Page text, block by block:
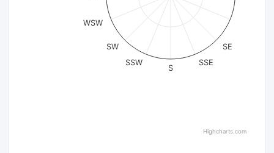
SE
SSE
S
SSW
SW
WSW
Highcharts.com